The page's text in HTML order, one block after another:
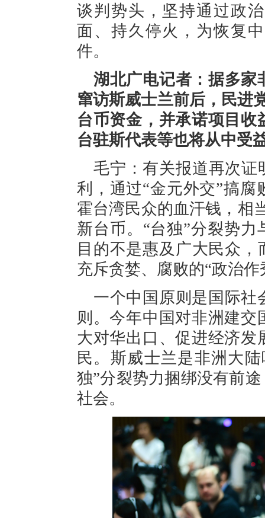
谈判势头，坚持通过政
面、持久停火，为恢复
件。
湖北广电记者：据多家
窜访斯威士兰前后，民进
台币资金，并承诺项目
台驻斯代表等也将从中受
毛宁：有关报道再次证
利，通过“金元外交”搞
霍台湾民众的血汗钱，相
新台币。“台独”分裂势
目的不是惠及广大民众
充斥贪婪、腐败的“政治作
一个中国原则是国际社
则。今年中国对非洲建
大对华出口、促进经济发
民。斯威士兰是非洲大
独”分裂势力捆绑没有前
社会。